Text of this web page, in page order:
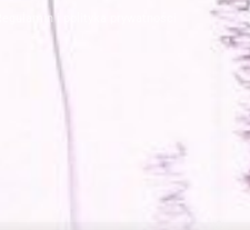
Regulamin i polityka prywatności